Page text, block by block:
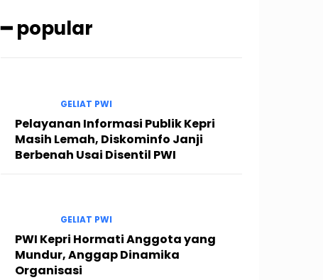
━ popular
GELIAT PWI
Pelayanan Informasi Publik Kepri
Masih Lemah, Diskominfo Janji
Berbenah Usai Disentil PWI
GELIAT PWI
PWI Kepri Hormati Anggota yang
Mundur, Anggap Dinamika
Organisasi